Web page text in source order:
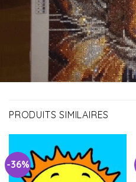
PRODUITS SIMILAIRES
-36%